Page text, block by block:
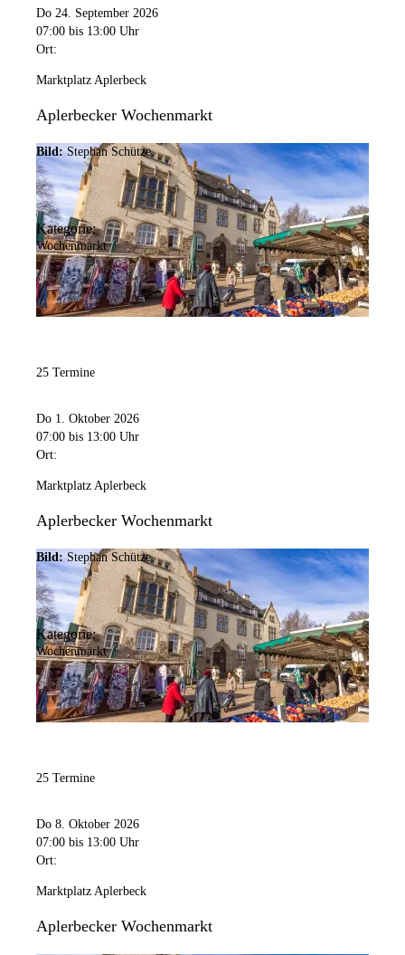
Do 24. September 2026
07:00 bis 13:00 Uhr
Ort:
Marktplatz Aplerbeck
Aplerbecker Wochenmarkt
Bild: Stephan Schütze
Kategorie:
Wochenmarkt
25 Termine
Do 1. Oktober 2026
07:00 bis 13:00 Uhr
Ort:
Marktplatz Aplerbeck
Aplerbecker Wochenmarkt
Bild: Stephan Schütze
Kategorie:
Wochenmarkt
25 Termine
Do 8. Oktober 2026
07:00 bis 13:00 Uhr
Ort:
Marktplatz Aplerbeck
Aplerbecker Wochenmarkt